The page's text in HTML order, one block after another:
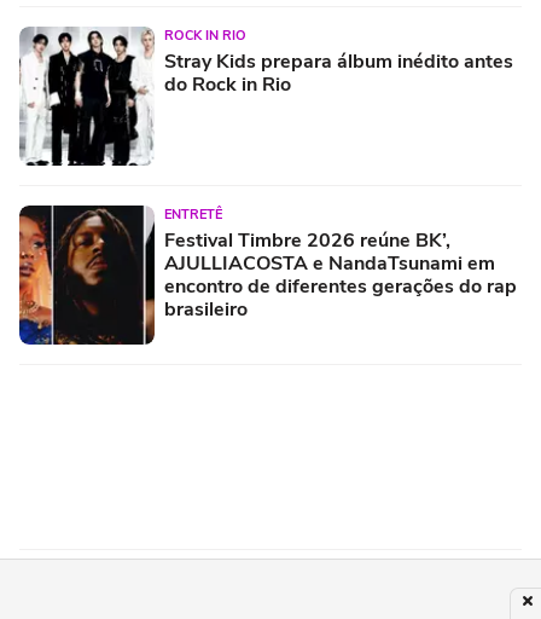
ROCK IN RIO
Stray Kids prepara álbum inédito antes
do Rock in Rio
ENTRETÊ
Festival Timbre 2026 reúne BK’,
AJULLIACOSTA e NandaTsunami em
encontro de diferentes gerações do rap
brasileiro